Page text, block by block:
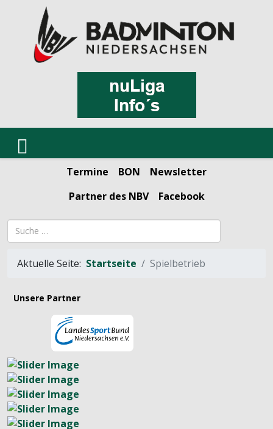
Termine BON
Newsletter
Partner des NBV
Facebook
Suchbegriff
Aktuelle Seite: Startseite Spielbetrieb
Unsere Partner